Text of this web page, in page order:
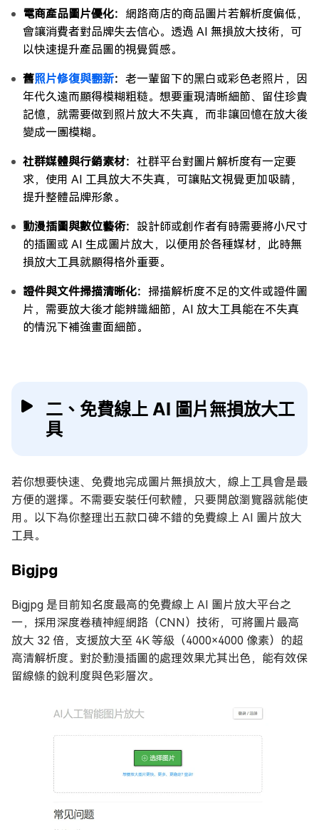
電商產品圖片優化： 網路商店的商品圖片若解析度偏低，
會讓消費者對品牌失去信心。透過 AI 無損放大技術，可
以快速提升產品圖的視覺質感。
舊照片修復與翻新： 老一輩留下的黑白或彩色老照片，因
年代久遠而顯得模糊粗糙。想要重現清晰細節、留住珍貴
記憶，就需要做到照片放大不失真，而非讓回憶在放大後
變成一團模糊。
社群媒體與行銷素材： 社群平台對圖片解析度有一定要
求，使用 AI 工具放大不失真，可讓貼文視覺更加吸睛，
提升整體品牌形象。
動漫插圖與數位藝術： 設計師或創作者有時需要將小尺寸
的插圖或 AI 生成圖片放大，以便用於各種媒材，此時無
損放大工具就顯得格外重要。
證件與文件掃描清晰化： 掃描解析度不足的文件或證件圖
片，需要放大後才能辨識細節，AI 放大工具能在不失真
的情況下補強畫面細節。
二、免費線上 AI 圖片無損放大工
具
若你想要快速、免費地完成圖片無損放大，線上工具會是最
方便的選擇。不需要安裝任何軟體，只要開啟瀏覽器就能使
用。以下為你整理出五款口碑不錯的免費線上 AI 圖片放大
工具。
Bigjpg
Bigjpg 是目前知名度最高的免費線上 AI 圖片放大平台之
一，採用深度卷積神經網路（CNN）技術，可將圖片最高
放大 32 倍，支援放大至 4K 等級（4000×4000 像素）的超
高清解析度。對於動漫插圖的處理效果尤其出色，能有效保
留線條的銳利度與色彩層次。